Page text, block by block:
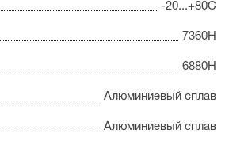
-20...+80С
7360Н
6880Н
Алюминиевый сплав
Алюминиевый сплав